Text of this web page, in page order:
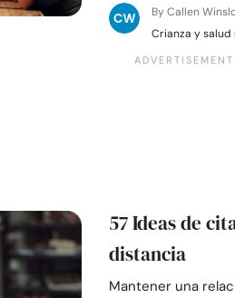
By Callen
Crianza y salud
57 Ideas de
distancia
Mantener una